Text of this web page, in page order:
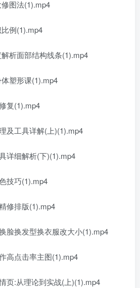
图法(1).mp4
例(1).mp4
析面部结构线条(1).mp4
塑形课(1).mp4
复(1).mp4
及工具详解(上)(1).mp4
详细解析(下)(1).mp4
技巧(1).mp4
修排版(1).mp4
脸换发型换衣服改大小(1).mp4
高点击率主图(1).mp4
页:从理论到实战(上)(1).mp4